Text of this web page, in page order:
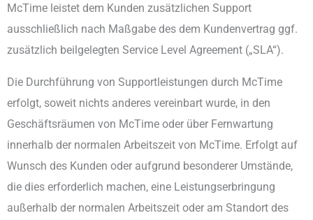
McTime leistet dem Kunden zusätzlichen Support
ausschließlich nach Maßgabe des dem Kundenvertrag ggf.
zusätzlich beilgelegten Service Level Agreement („SLA“).
Die Durchführung von Supportleistungen durch McTime
erfolgt, soweit nichts anderes vereinbart wurde, in den
Geschäftsräumen von McTime oder über Fernwartung
innerhalb der normalen Arbeitszeit von McTime. Erfolgt auf
Wunsch des Kunden oder aufgrund besonderer Umstände,
die dies erforderlich machen, eine Leistungserbringung
außerhalb der normalen Arbeitszeit oder am Standort des